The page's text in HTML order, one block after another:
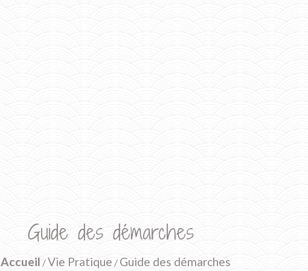
Guide des démarches
Accueil /Vie Pratique / Guide des démarches